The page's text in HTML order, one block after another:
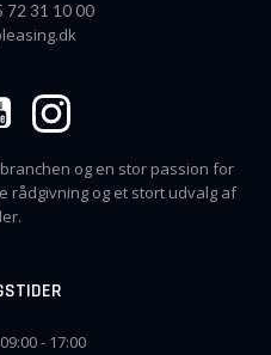
72 31 10 00
og en stor passion for
rådgivning og et stort udvalg af
- 17:00